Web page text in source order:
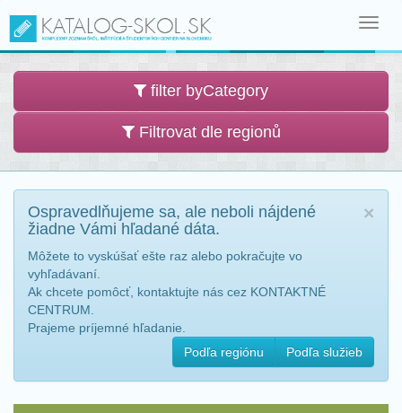
filter byCategory
Filtrovat dle regionů
×
Ospravedlňujeme sa, ale neboli nájdené
žiadne Vámi hľadané dáta.
Môžete to vyskúšať ešte raz alebo pokračujte vo
vyhľadávaní.
Ak chcete pomôcť, kontaktujte nás cez KONTAKTNÉ
CENTRUM.
Prajeme príjemné hľadanie.
Podľa regiónu
Podľa služieb